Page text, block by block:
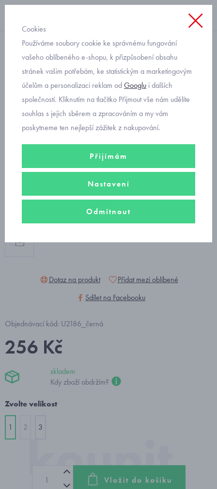
softshellové zateplené
Fantom dětské softshellové
rukavice s kožíškem 0206
velikost 1 až 3
Dotaz na produkt
Přidat mezi oblíbené
Sdílet na Facebooku
Objednávací kód: U2186_černá
256 Kč
skladem
Kdy zboží obdržím?
Zvolte velikost
1 2 3
Vložit do košíku
Cookies
Používáme soubory cookie ke správnému fungování
vašeho oblíbeného e-shopu, k přizpůsobení obsahu
stránek vašim potřebám, ke statistickým a marketingovým
účelům a personalizaci reklam odGooglu i dalších
společností. Kliknutím na tlačítko Přijmout vše nám udělíte
souhlas s jejich sběrem a zpracováním a my vám
poskytneme ten nejlepší zážitek z nakupování.
Přijímám
Nastavení
Odmítnout